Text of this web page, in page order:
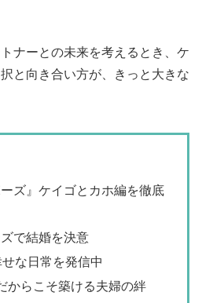
ナーとの未来を考えるとき、ケ
と向き合い方が、きっと大きな
ーズ』ケイゴとカホ編を徹底
で結婚を決意
な日常を発信中
からこそ築ける夫婦の絆